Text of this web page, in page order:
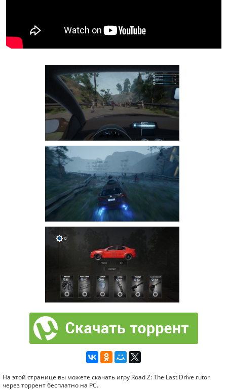
На этой странице вы можете скачать игру Road Z: The Last Drive rutor
через торрент бесплатно на PC.